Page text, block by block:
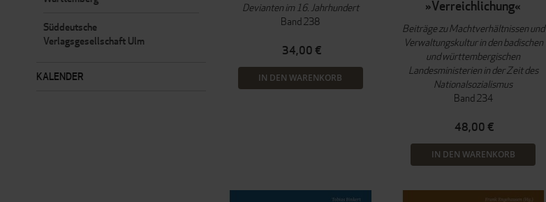
Devianten im 16. Jahrhundert
Band 238
34,00 €
IN DEN WARENKORB
»Verreichlichung«
Beiträge zu Machtverhältnissen und
Verwaltungskultur in den badischen
und württembergischen
Landesministerien in der Zeit des
Nationalsozialismus
Band 234
48,00 €
IN DEN WARENKORB
Süddeutsche
Verlagsgesellschaft Ulm
KALENDER